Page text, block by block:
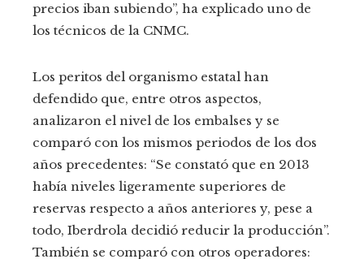
precios iban subiendo”, ha explicado uno de
los técnicos de la CNMC.
Los peritos del organismo estatal han
defendido que, entre otros aspectos,
analizaron el nivel de los embalses y se
comparó con los mismos periodos de los dos
años precedentes: “Se constató que en 2013
había niveles ligeramente superiores de
reservas respecto a años anteriores y, pese a
todo, Iberdrola decidió reducir la producción”.
También se comparó con otros operadores: